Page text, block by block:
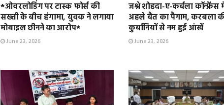
*ओवरलोडिंग पर टास्क फोर्स की
सख्ती के बीच हंगामा, युवक ने लगाया
मोबाइल छीनने का आरोप*
June 23, 2026
जश्ने शोहदा-ए-कर्बला कॉन्फ्रेंस
अहले बैत का पैगाम, करबला
कुर्बानियों से नम हुई आंखें
June 23, 2026